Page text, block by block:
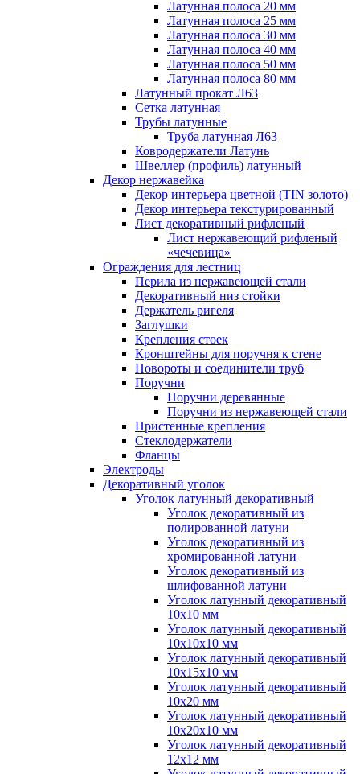
Латунная полоса 20 мм
Латунная полоса 25 мм
Латунная полоса 30 мм
Латунная полоса 40 мм
Латунная полоса 50 мм
Латунная полоса 80 мм
Латунный прокат Л63
Сетка латунная
Трубы латунные
Труба латунная Л63
Ковродержатели Латунь
Швеллер (профиль) латунный
Декор нержавейка
Декор интерьера цветной (TIN золото)
Декор интерьера текстурированный
Лист декоративный рифленый
Лист нержавеющий рифленый
«чечевица»
Ограждения для лестниц
Перила из нержавеющей стали
Декоративный низ стойки
Держатель ригеля
Заглушки
Крепления стоек
Кронштейны для поручня к стене
Повороты и соединители труб
Поручни
Поручни деревянные
Поручни из нержавеющей стали
Пристенные крепления
Стеклодержатели
Фланцы
Электроды
Декоративный уголок
Уголок латунный декоративный
Уголок декоративный из
полированной латуни
Уголок декоративный из
хромированной латуни
Уголок декоративный из
шлифованной латуни
Уголок латунный декоративный
10x10 мм
Уголок латунный декоративный
10x10x10 мм
Уголок латунный декоративный
10x15x10 мм
Уголок латунный декоративный
10x20 мм
Уголок латунный декоративный
10x20x10 мм
Уголок латунный декоративный
12x12 мм